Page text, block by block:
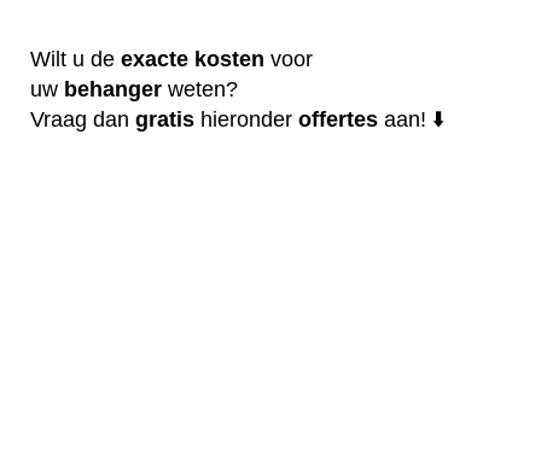
Wilt u de exacte kosten voor
uw behanger weten?
Vraag dan gratis hieronder offertes aan! ⬇️